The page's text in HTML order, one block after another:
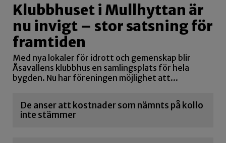
Klubbhuset i Mullhyttan är
nu invigt – stor satsning för
framtiden
Med nya lokaler för idrott och gemenskap blir
Åsavallens klubbhus en samlingsplats för hela
bygden. Nu har föreningen möjlighet att...
De anser att kostnader som nämnts på kollo
inte stämmer